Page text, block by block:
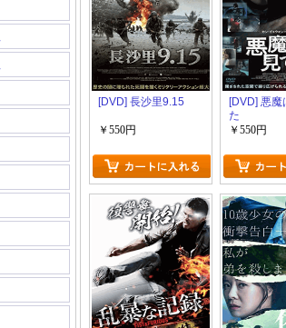
[DVD] 長沙里9.15
￥550円
[DVD] 悪魔
た
￥550円